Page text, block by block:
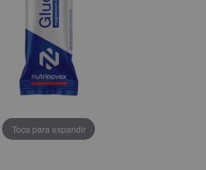
Toca para expandir